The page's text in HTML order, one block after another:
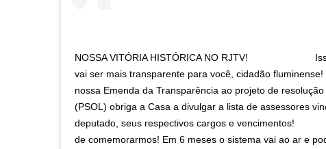
NOSSA VITÓRIA HISTÓRICA NO RJTV! ⠀⠀⠀⠀⠀⠀⠀⠀⠀
vai ser mais transparente para você, cidadão
nossa Emenda da Transparência ao projeto de
(PSOL) obriga a Casa a divulgar a lista de assessores
deputado, seus respectivos cargos e vencimentos!
de comemorarmos! Em 6 meses o sistema vai ao ar e